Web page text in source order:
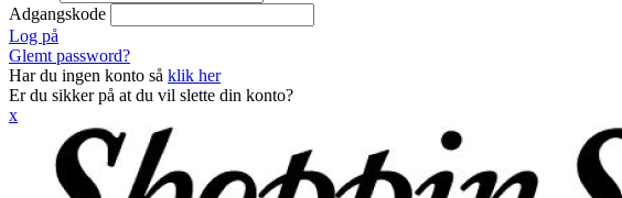
Adgangskode
Log på
Glemt password?
Har du ingen konto så klik her
Er du sikker på at du vil slette din konto?
x